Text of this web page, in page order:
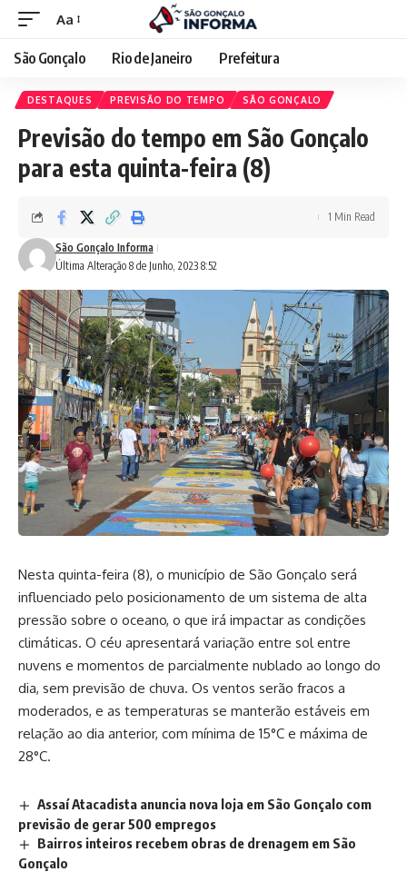
Aa
São Gonçalo Rio de Janeiro Prefeitura
DESTAQUES PREVISÃO DO TEMPO SÃO GONÇALO
Previsão do tempo em São Gonçalo
para esta quinta-feira (8)
Última Alteração 8 de Junho, 2023 8:52
São Gonçalo Informa
1 Min Read
Nesta quinta-feira (8), o município de São Gonçalo será
influenciado pelo posicionamento de um sistema de alta
pressão sobre o oceano, o que irá impactar as condições
climáticas. O céu apresentará variação entre sol entre
nuvens e momentos de parcialmente nublado ao longo do
dia, sem previsão de chuva. Os ventos serão fracos a
moderados, e as temperaturas se manterão estáveis em
relação ao dia anterior, com mínima de 15°C e máxima de
28°C.
Assaí Atacadista anuncia nova loja em São Gonçalo com
previsão de gerar 500 empregos
Bairros inteiros recebem obras de drenagem em São
Gonçalo